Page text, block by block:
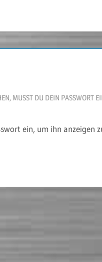
MUSST DU DEIN PASSWORT
ein, um ihn anzeigen